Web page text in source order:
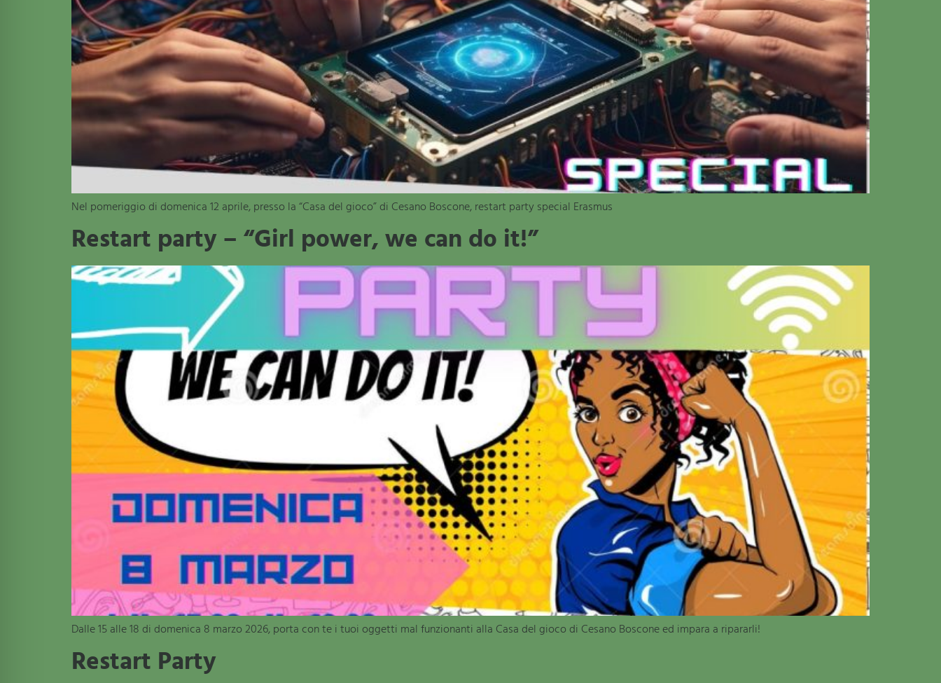
Nel pomeriggio di domenica 12 aprile, presso la “Casa del gioco” di Cesano Boscone, restart party special Erasmus
Restart party – “Girl power, we can do it!”
Dalle 15 alle 18 di domenica 8 marzo 2026, porta con te i tuoi oggetti mal funzionanti alla Casa del gioco di Cesano Boscone ed impara a ripararli!
Restart Party